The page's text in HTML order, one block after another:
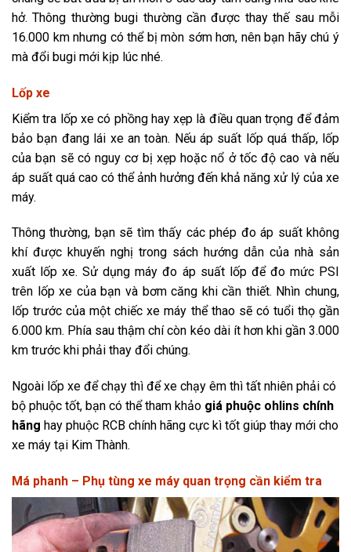
hở. Thông thường bugi thường cần được thay thế sau mỗi
16.000 km nhưng có thể bị mòn sớm hơn, nên bạn hãy chú ý
mà đổi bugi mới kịp lúc nhé.
Lốp xe
Kiểm tra lốp xe có phồng hay xẹp là điều quan trọng để đảm
bảo bạn đang lái xe an toàn. Nếu áp suất lốp quá thấp, lốp
của bạn sẽ có nguy cơ bị xẹp hoặc nổ ở tốc độ cao và nếu
áp suất quá cao có thể ảnh hưởng đến khả năng xử lý của xe
máy.
Thông thường, bạn sẽ tìm thấy các phép đo áp suất không
khí được khuyến nghị trong sách hướng dẫn của nhà sản
xuất lốp xe. Sử dụng máy đo áp suất lốp để đo mức PSI
trên lốp xe của bạn và bơm căng khi cần thiết. Nhìn chung,
lốp trước của một chiếc xe máy thể thao sẽ có tuổi thọ gần
6.000 km. Phía sau thậm chí còn kéo dài ít hơn khi gần 3.000
km trước khi phải thay đổi chúng.
Ngoài lốp xe để chạy thì để xe chạy êm thì tất nhiên phải có
bộ phuộc tốt, bạn có thể tham khảo giá phuộc ohlins chính
hãng hay phuộc RCB chính hãng cực kì tốt giúp thay mới cho
xe máy tại Kim Thành.
Má phanh – Phụ tùng xe máy quan trọng cần kiểm tra